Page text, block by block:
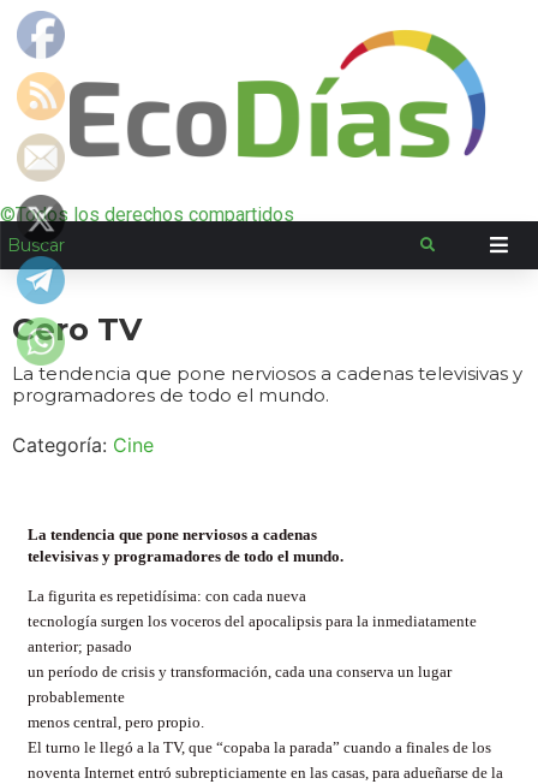
©Todos los derechos compartidos
Cero TV
La tendencia que pone nerviosos a cadenas televisivas y
programadores de todo el mundo.
Categoría: Cine
La tendencia que pone nerviosos a cadenas
televisivas y programadores de todo el mundo.
La figurita es repetidísima: con cada nueva
tecnología surgen los voceros del apocalipsis para la inmediatamente
anterior; pasado
un período de crisis y transformación, cada una conserva un lugar
probablemente
menos central, pero propio.
El turno le llegó a la TV, que “copaba la parada” cuando a finales de los
noventa Internet entró subrepticiamente en las casas, para adueñarse de la